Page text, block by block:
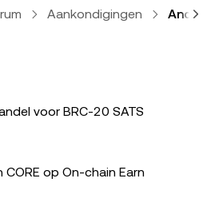
Aankondigingen Anders
voor BRC-20 SATS
CORE op On-chain Earn